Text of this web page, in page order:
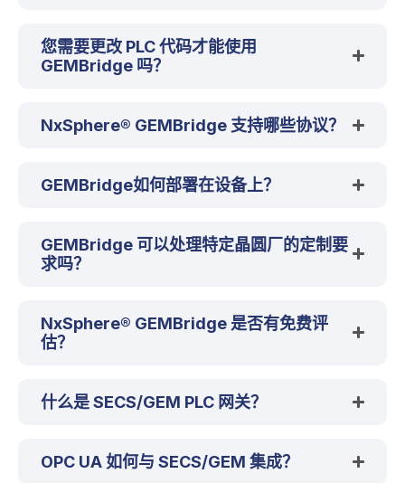
您需要更改 PLC 代码才能使用
GEMBridge 吗？
NxSphere® GEMBridge 支持哪些协议？
GEMBridge如何部署在设备上？
GEMBridge 可以处理特定晶圆厂的定制要
求吗？
NxSphere® GEMBridge 是否有免费评
估？
什么是 SECS/GEM PLC 网关？
OPC UA 如何与 SECS/GEM 集成？